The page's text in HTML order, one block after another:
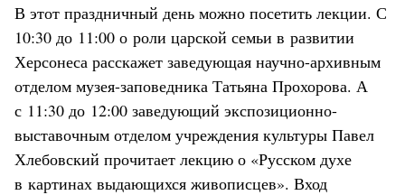
В этот праздничный день можно посетить лекции. С
10:30 до 11:00 о роли царской семьи в развитии
Херсонеса расскажет заведующая научно-архивным
отделом музея-заповедника Татьяна Прохорова. А
с 11:30 до 12:00 заведующий экспозиционно-
выставочным отделом учреждения культуры Павел
Хлебовский прочитает лекцию о «Русском духе
в картинах выдающихся живописцев». Вход